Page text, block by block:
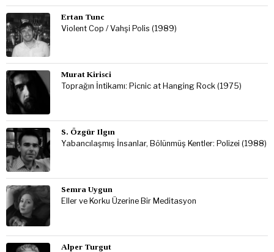
Ertan Tunc
Violent Cop / Vahşi Polis (1989)
Murat Kirisci
Toprağın İntikamı: Picnic at Hanging Rock (1975)
S. Özgür Ilgın
Yabancılaşmış İnsanlar, Bölünmüş Kentler: Polizei (1988)
Semra Uygun
Eller ve Korku Üzerine Bir Meditasyon
Alper Turgut